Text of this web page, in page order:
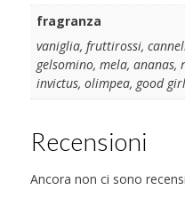
fragranza
vaniglia, fruttirossi,
gelsomino, mela,
invictus, olimpea, good
Recensioni
Ancora non ci sono